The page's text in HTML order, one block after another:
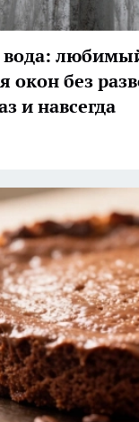
вода:
окон без
и навсегда